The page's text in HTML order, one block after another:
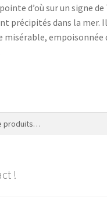
d’où sur un signe
précipités dans la mer.
misérable, empoisonnée
!